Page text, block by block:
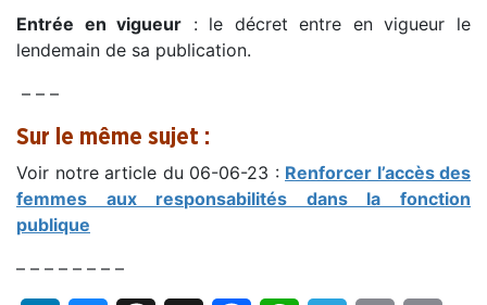
Entrée en vigueur : le décret entre en vigueur le
lendemain de sa publication.
– – –
Sur le même sujet :
Voir notre article du 06-06-23 : Renforcer l’accès des
femmes aux responsabilités dans la fonction
publique
– – – – – – – –